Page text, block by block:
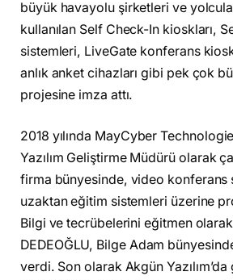
büyük havayolu şirketleri ve
kullanılan Self Check-In kioskları,
sistemleri, LiveGate konferans
anlık anket cihazları gibi pek çok
projesine imza attı.
2018 yılında MayCyber
Yazılım Geliştirme Müdürü olarak
firma bünyesinde, video konferans
uzaktan eğitim sistemleri üzerine
Bilgi ve tecrübelerini eğitmen
DEDEOĞLU, Bilge Adam
verdi. Son olarak Akgün